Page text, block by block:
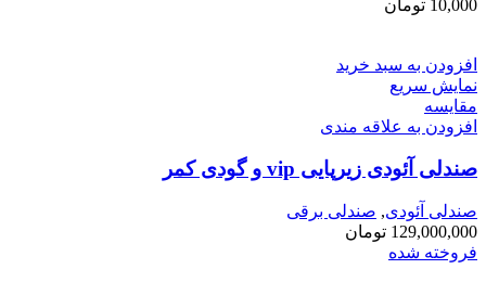
10,000 تومان
افزودن به سبد خرید
نمایش سریع
مقايسه
افزودن به علاقه مندی
صندلی آئودی زیرپایی vip و گودی کمر
صندلی آئودی, صندلی برقی
129,000,000 تومان
فروخته شده